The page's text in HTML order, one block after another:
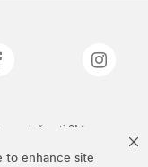
to enhance site
spoločnosti 3M.